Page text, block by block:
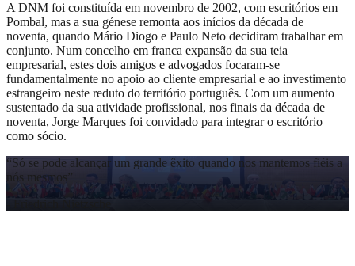
A DNM foi constituída em novembro de 2002, com escritórios em
Pombal, mas a sua génese remonta aos inícios da década de
noventa, quando Mário Diogo e Paulo Neto decidiram trabalhar em
conjunto. Num concelho em franca expansão da sua teia
empresarial, estes dois amigos e advogados focaram-se
fundamentalmente no apoio ao cliente empresarial e ao investimento
estrangeiro neste reduto do território português. Com um aumento
sustentado da sua atividade profissional, nos finais da década de
noventa, Jorge Marques foi convidado para integrar o escritório
como sócio.
“Só se pode alcançar um grande êxito quando nos mantemos fiéis a
nós mesmos”